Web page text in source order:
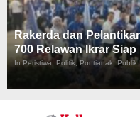
Rakerda dan
700 Relawan Ikrar
In Peristiwa, Politik, Pontianak, Publik